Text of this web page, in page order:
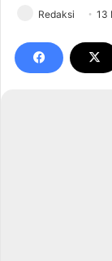
Redaksi 13